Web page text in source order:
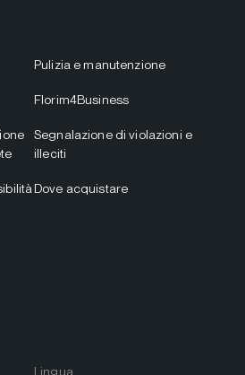
Pulizia e manutenzione
Florim4Business
Segnalazione di violazioni e
illeciti
Dove acquistare
Lingua